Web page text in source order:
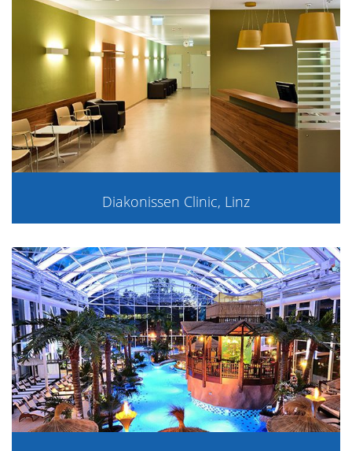
Diakonissen Clinic, Linz